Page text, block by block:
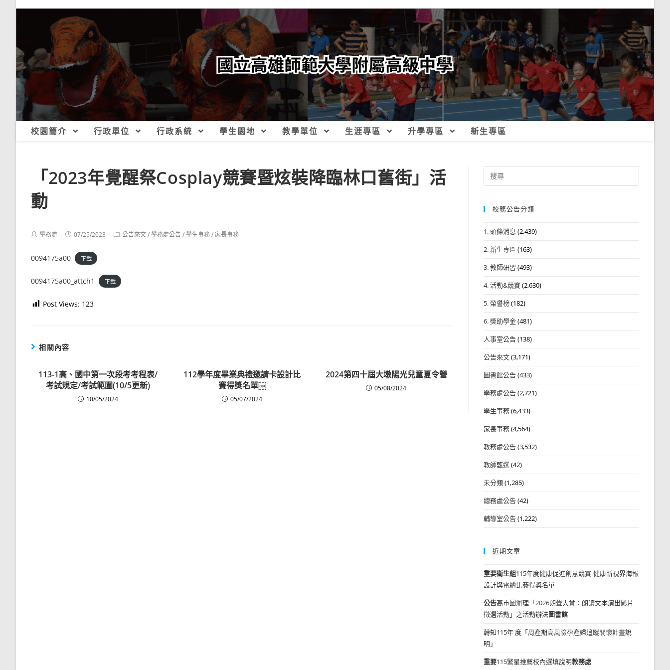
校園簡介 行政單位 行政系統 學生園地 教學單位 生涯專區 升學專區 新生專區
「2023年覺醒祭Cosplay競賽暨炫裝降臨林口舊街」活
動
Post學務處
Post07/25/2023
Post公告來文/學務處公告/學生事務/ 家長事務
0094175a00 下載
0094175a00_attch1 下載
Post Views: 123
相關內容
113-1高、國中第一次段考考程表/
考試規定/考試範圍(10/5更新)
10/05/2024
112學年度畢業典禮邀請卡設計比
賽得獎名單￼
05/07/2024
2024第四十屆大墩陽光兒童夏令營
05/08/2024
Search
for:
校務公告分類
1. 頭條消息 (2,439)
2. 新生專區 (163)
3. 教師研習 (493)
4. 活動&競賽(2,630)
5. 榮譽榜(182)
6. 獎助學金(481)
人事室公告(138)
公告來文(3,171)
圖書館公告(433)
學務處公告(2,721)
學生事務(6,433)
家長事務(4,564)
教務處公告(3,532)
教師甄選(42)
未分類(1,285)
總務處公告(42)
輔導室公告(1,222)
近期文章
重要衛生組115年度健康促進創意競賽-健康新視界海報
設計與電繪比賽得獎名單
公告高市圖辦理「2026朗聲大賞：朗讀文本演出影片
徵選活動」之活動辦法圖書館
轉知115年 度「周產期高風險孕產婦追蹤關懷計畫說
明」
重要115繁星推薦校內選填說明教務處